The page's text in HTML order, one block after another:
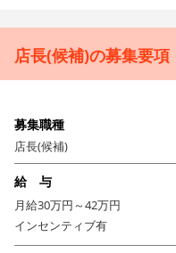
るから。
カウンター越しに「めっちゃ旨
熱い仲間たちと店づくり
につきます
サル食堂では
カウンター越しに自分で作った
語らうことも。
店長(候補)の募集要項
募集職種
店長(候補)
給 与
月給30万円～42万円
インセンティブ有